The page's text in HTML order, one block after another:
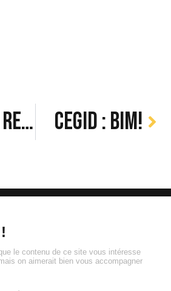
Cultura : Rentrée littéraire Cegid : BIM!
- 75014 Paris
la Mousque - 33000